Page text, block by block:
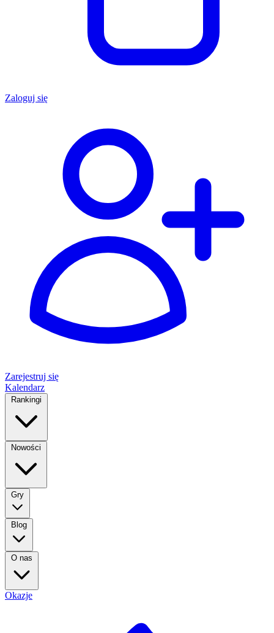
Zaloguj się
Zarejestruj się
Kalendarz
Rankingi
Nowości
Gry
Blog
O nas
Okazje